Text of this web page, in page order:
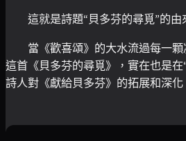
這就是詩題“貝多芬的尋覓”的由
當《歡喜頌》的大水流過每一
這首《貝多芬的尋覓》，實在也是
詩人對《獻給貝多芬》的拓展和深化